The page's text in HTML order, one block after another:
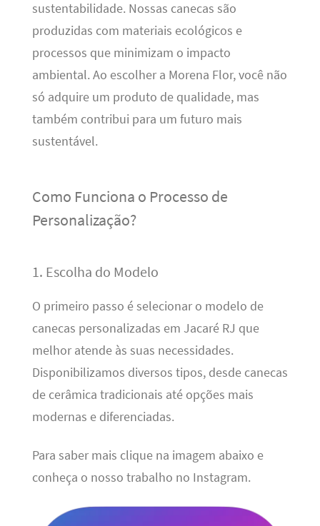
sustentabilidade. Nossas canecas são
produzidas com materiais ecológicos e
processos que minimizam o impacto
ambiental. Ao escolher a Morena Flor, você não
só adquire um produto de qualidade, mas
também contribui para um futuro mais
sustentável.
Como Funciona o Processo de
Personalização?
1. Escolha do Modelo
O primeiro passo é selecionar o modelo de
canecas personalizadas em Jacaré RJ que
melhor atende às suas necessidades.
Disponibilizamos diversos tipos, desde canecas
de cerâmica tradicionais até opções mais
modernas e diferenciadas.
Para saber mais clique na imagem abaixo e
conheça o nosso trabalho no Instagram.